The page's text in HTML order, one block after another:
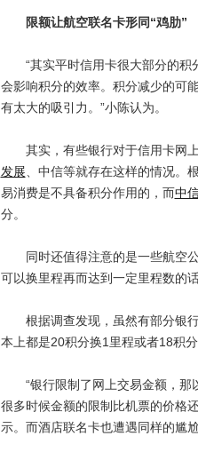
限额让航空联名卡形同“鸡肋”
“其实平时信用卡很大部分的积
会影响积分的效率。积分减少的可
有太大的吸引力。”小陈认为。
其实，有些银行对于信用卡网上
发展 、中信等就存在这样的情况。
易消费是不具备积分作用的，而中
分。
同时还值得注意的是一些航空公
可以换里程再而达到一定里程数的
根据调查发现，虽然有部分银行
本上都是20积分换1里程或者18积
“银行限制了网上交易金额，那
很多时候金额的限制比机票的价格
示。而酒店联名卡也遭遇同样的尴尬